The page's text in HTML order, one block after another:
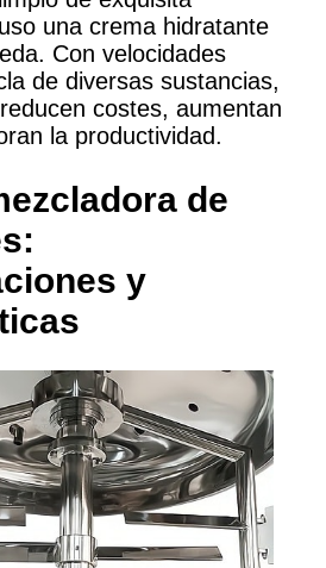
una crema hidratante
Con velocidades
de diversas sustancias,
costes, aumentan
la productividad.
de
y